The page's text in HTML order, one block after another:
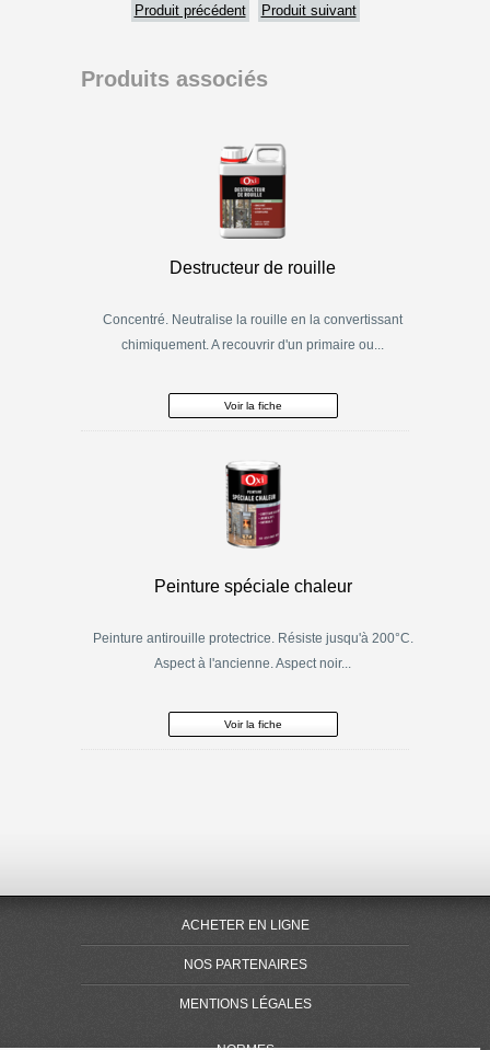
Produit précédent Produit suivant
Produits associés
Destructeur de rouille
Concentré. Neutralise la rouille en la convertissant
chimiquement. A recouvrir d'un primaire ou...
Voir la fiche
Peinture spéciale chaleur
Peinture antirouille protectrice. Résiste jusqu'à 200°C.
Aspect à l'ancienne. Aspect noir...
Voir la fiche
ACHETER EN LIGNE
NOS PARTENAIRES
MENTIONS LÉGALES